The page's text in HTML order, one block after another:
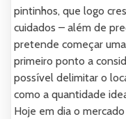
pintinhos, que logo
cuidados – além de
pretende começar
primeiro ponto a
possível delimitar o
como a quantidade
Hoje em dia o